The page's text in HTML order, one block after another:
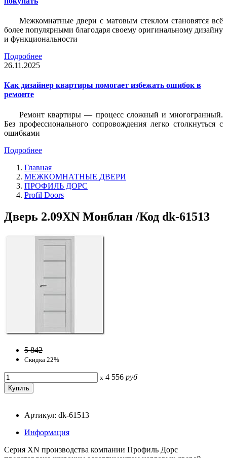
Межкомнатные двери с матовым стеклом становятся всё
более популярными благодаря своему оригинальному дизайну
и функциональности
Подробнее
26.11.2025
Как дизайнер квартиры помогает избежать ошибок в
ремонте
Ремонт квартиры — процесс сложный и многогранный.
Без профессионального сопровождения легко столкнуться с
ошибками
Подробнее
Главная
МЕЖКОМНАТНЫЕ ДВЕРИ
ПРОФИЛЬ ДОРС
Profil Doors
Дверь 2.09ХN Монблан /Код dk-61513
5 842
Скидка 22%
x 4 556 руб
Артикул: dk-61513
Информация
Серия ХN производства компании Профиль Дорс